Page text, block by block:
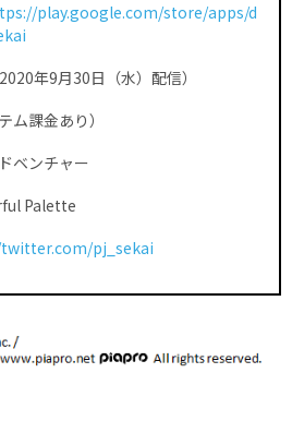
play.google.com/store/apps/d
年9月30日（水）配信）
課金あり）
ベンチャー
Palette
pj_sekai